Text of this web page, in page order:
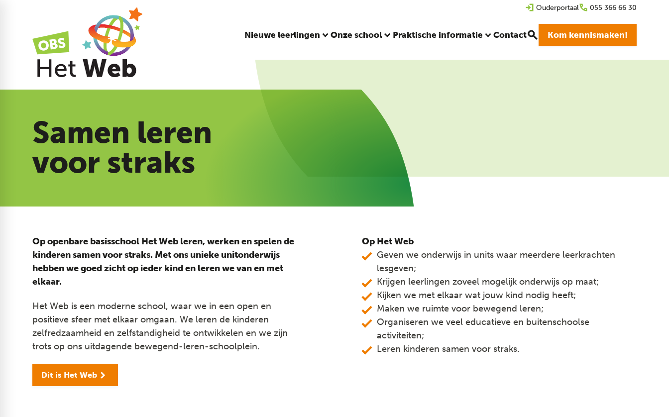
Ouderportaal 055 366 66 30
Nieuwe leerlingen Onze school Praktische informatie Contact Kom kennismaken!
Samen leren
voor straks
Op openbare basisschool Het Web leren, werken en spelen de
kinderen samen voor straks. Met ons unieke unitonderwijs
hebben we goed zicht op ieder kind en leren we van en met
elkaar.
Het Web is een moderne school, waar we in een open en
positieve sfeer met elkaar omgaan. We leren de kinderen
zelfredzaamheid en zelfstandigheid te ontwikkelen en we zijn
trots op ons uitdagende bewegend-leren-schoolplein.
Dit is Het Web
Op Het Web
Geven we onderwijs in units waar meerdere leerkrachten
lesgeven;
Krijgen leerlingen zoveel mogelijk onderwijs op maat;
Kijken we met elkaar wat jouw kind nodig heeft;
Maken we ruimte voor bewegend leren;
Organiseren we veel educatieve en buitenschoolse
activiteiten;
Leren kinderen samen voor straks.